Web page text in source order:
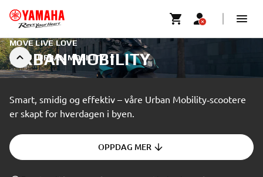
URBAN MOBILITY
MOVE LIVE LOVE
URBAN MOBILITY
Smart, smidig og effektiv – våre Urban Mobility‑scootere
er skapt for hverdagen i byen.
OPPDAG MER